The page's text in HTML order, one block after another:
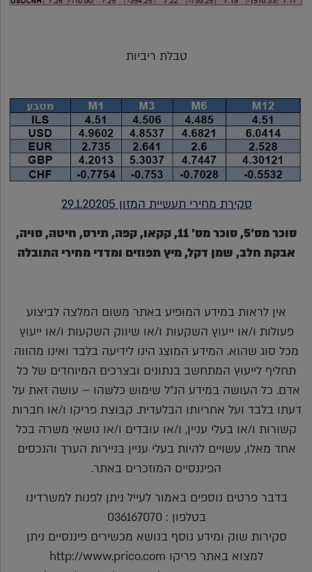
טבלת ריביות
סקירת מחירי תעשיית המזון 29.1.20205
סוכר מס'5, סוכר מס' 11, קקאו, קפה, תירס, חיטה, סויה,
אבקת חלב, שמן דקל, מיץ תפוזים ומדדי מחירי התובלה
אין לראות במידע המופיע באתר משום המלצה לביצוע
פעולות ו/או ייעוץ השקעות ו/או שיווק השקעות ו/או ייעוץ
מכל סוג שהוא. המידע המוצג הינו לידיעה בלבד ואינו מהווה
תחליף לייעוץ המתחשב בנתונים ובצרכים המיוחדים של כל
אדם. כל העושה במידע הנ"ל שימוש כלשהו – עושה זאת על
דעתו בלבד ועל אחריותו הבלעדית. קבוצת פריקו ו/או חברות
קשורות ו/או בעלי עניין, ו/או עובדים ו/או נושאי משרה בכל
אחד מאלו, עשויים להיות בעלי עניין בניירות הערך והנכסים
הפיננסיים המוזכרים באתר.
בדבר פרטים נוספים באמור לעייל ניתן לפנות למשרדינו
בטלפון : 036167070
סקירות שוק ומידע נוסף בנושא מכשירים פיננסיים ניתן
למצוא באתר פריקו http://www.prico.com